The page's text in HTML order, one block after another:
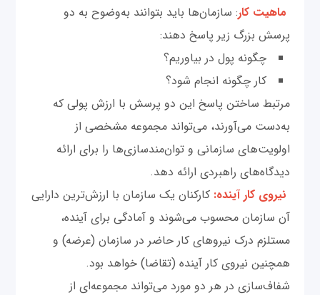
ماهیت کار: سازمان‌ها باید بتوانند به‌وضوح به دو
پرسش بزرگ زیر پاسخ دهند:
چگونه پول در بیاوریم؟
کار چگونه انجام ‌شود؟
مرتبط ساختن پاسخ این دو پرسش با ارزش پولی که
به‌دست می‌آورند، می‌تواند مجموعه‌ مشخصی از
اولویت‌های سازمانی و توان‌مندسازی‌ها را برای ارائه
دیدگاه‌های راهبردی ارائه دهد.
نیروی کار آینده:کارکنان یک سازمان با ارزش‌ترین دارایی
آن سازمان محسوب می‌شوند و آمادگی برای آینده،
مستلزم درک نیروهای کار حاضر در سازمان (عرضه) و
همچنین نیروی کار آینده (تقاضا) خواهد بود.
شفاف‌سازی در هر دو مورد می‌تواند مجموعه‌ای از